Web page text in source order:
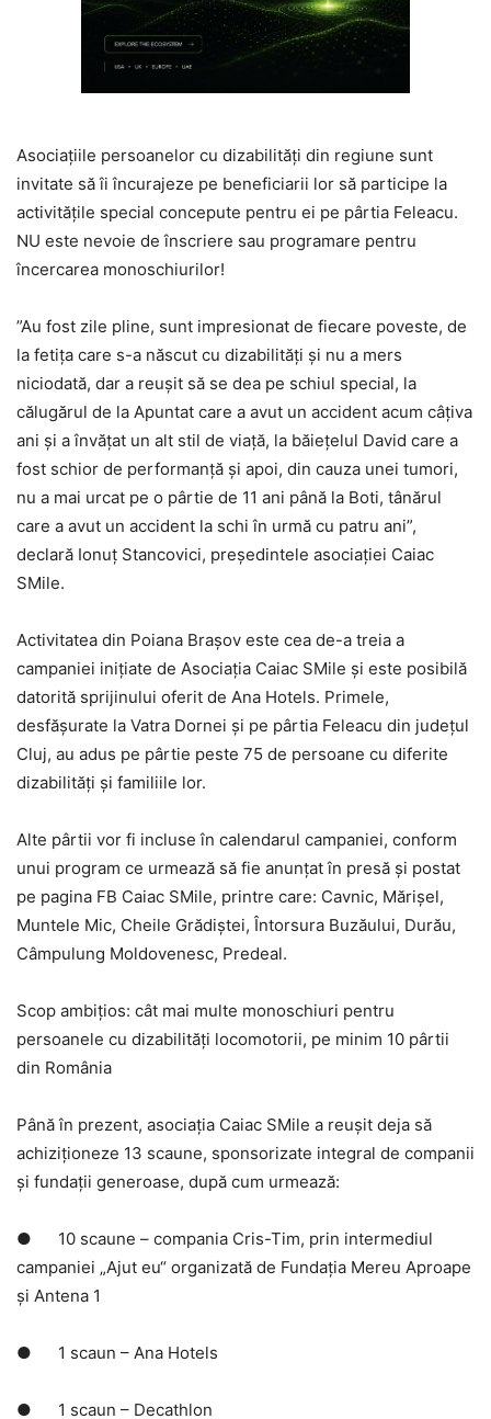
Asociațiile persoanelor cu dizabilități din regiune sunt
invitate să îi încurajeze pe beneficiarii lor să participe la
activitățile special concepute pentru ei pe pârtia Feleacu.
NU este nevoie de înscriere sau programare pentru
încercarea monoschiurilor!
”Au fost zile pline, sunt impresionat de fiecare poveste, de
la fetița care s-a născut cu dizabilități și nu a mers
niciodată, dar a reușit să se dea pe schiul special, la
călugărul de la Apuntat care a avut un accident acum câțiva
ani și a învățat un alt stil de viață, la băiețelul David care a
fost schior de performanță și apoi, din cauza unei tumori,
nu a mai urcat pe o pârtie de 11 ani până la Boti, tânărul
care a avut un accident la schi în urmă cu patru ani”,
declară Ionuț Stancovici, președintele asociației Caiac
SMile.
Activitatea din Poiana Brașov este cea de-a treia a
campaniei inițiate de Asociația Caiac SMile și este posibilă
datorită sprijinului oferit de Ana Hotels. Primele,
desfășurate la Vatra Dornei și pe pârtia Feleacu din județul
Cluj, au adus pe pârtie peste 75 de persoane cu diferite
dizabilități și familiile lor.
Alte pârtii vor fi incluse în calendarul campaniei, conform
unui program ce urmează să fie anunțat în presă și postat
pe pagina FB Caiac SMile, printre care: Cavnic, Mărișel,
Muntele Mic, Cheile Grădiștei, Întorsura Buzăului, Durău,
Câmpulung Moldovenesc, Predeal.
Scop ambițios: cât mai multe monoschiuri pentru
persoanele cu dizabilități locomotorii, pe minim 10 pârtii
din România
Până în prezent, asociația Caiac SMile a reușit deja să
achiziționeze 13 scaune, sponsorizate integral de companii
și fundații generoase, după cum urmează:
● 10 scaune – compania Cris-Tim, prin intermediul
campaniei „Ajut eu“ organizată de Fundația Mereu Aproape
și Antena 1
● 1 scaun – Ana Hotels
● 1 scaun – Decathlon